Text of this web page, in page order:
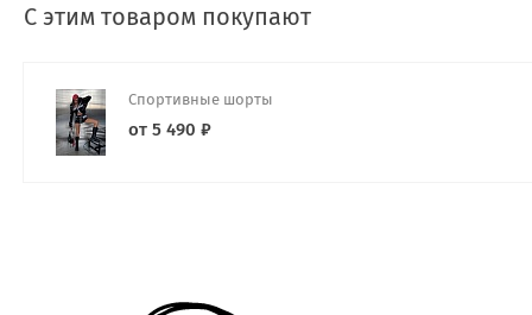
С этим товаром покупают
Спортивные шорты
от 5 490 ₽